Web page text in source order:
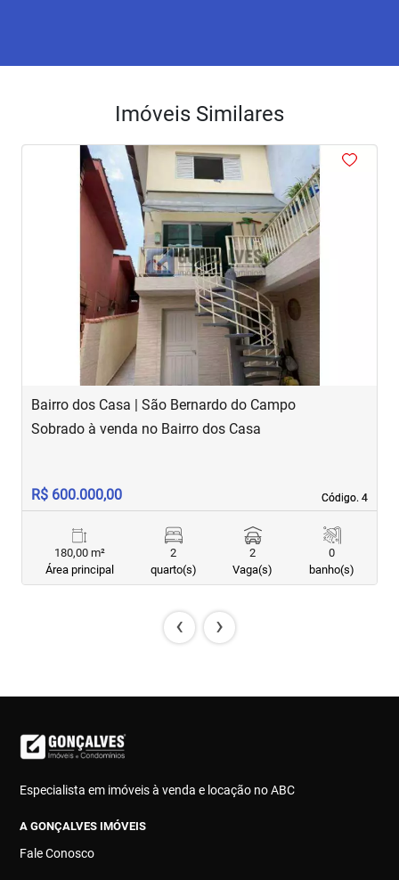
Imóveis Similares
Previous
Bairro dos Casa | São Bernardo do Campo
Código. 4
Código. 4
Sobrado à venda no Bairro dos Casa
R$ 600.000,00
180,00 m²
Área principal
2
quarto(s)
2
Vaga(s)
0
banho(s)
‹ ›
Especialista em imóveis à venda e locação no ABC
A GONÇALVES IMÓVEIS
Fale Conosco